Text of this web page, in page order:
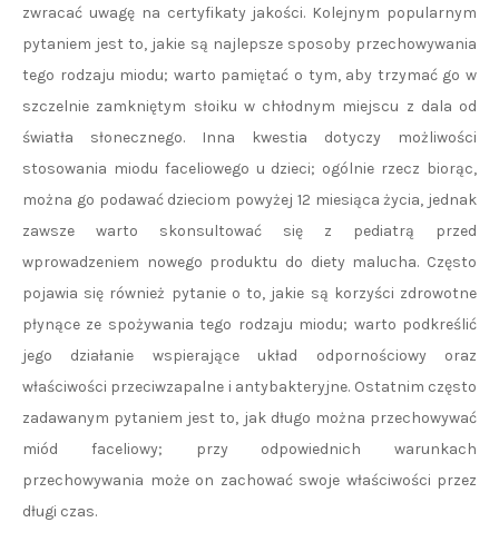
zwracać uwagę na certyfikaty jakości. Kolejnym popularnym
pytaniem jest to, jakie są najlepsze sposoby przechowywania
tego rodzaju miodu; warto pamiętać o tym, aby trzymać go w
szczelnie zamkniętym słoiku w chłodnym miejscu z dala od
światła słonecznego. Inna kwestia dotyczy możliwości
stosowania miodu faceliowego u dzieci; ogólnie rzecz biorąc,
można go podawać dzieciom powyżej 12 miesiąca życia, jednak
zawsze warto skonsultować się z pediatrą przed
wprowadzeniem nowego produktu do diety malucha. Często
pojawia się również pytanie o to, jakie są korzyści zdrowotne
płynące ze spożywania tego rodzaju miodu; warto podkreślić
jego działanie wspierające układ odpornościowy oraz
właściwości przeciwzapalne i antybakteryjne. Ostatnim często
zadawanym pytaniem jest to, jak długo można przechowywać
miód faceliowy; przy odpowiednich warunkach
przechowywania może on zachować swoje właściwości przez
długi czas.